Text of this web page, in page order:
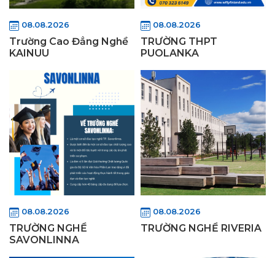
08.08.2026
Trường Cao Đẳng Nghề
KAINUU
08.08.2026
TRƯỜNG THPT
PUOLANKA
08.08.2026
TRƯỜNG NGHỀ
SAVONLINNA
08.08.2026
TRƯỜNG NGHỀ RIVERIA